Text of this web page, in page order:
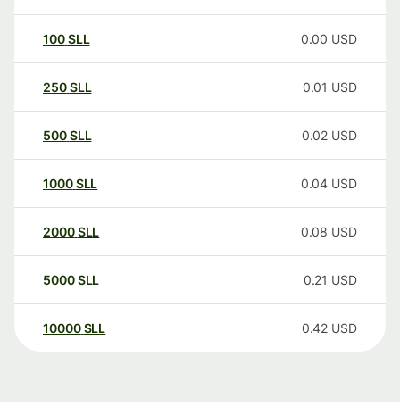
100SLL 0.00 USD
250SLL 0.01 USD
500SLL 0.02 USD
1000SLL 0.04 USD
2000SLL 0.08 USD
5000SLL 0.21 USD
10000 SLL 0.42 USD